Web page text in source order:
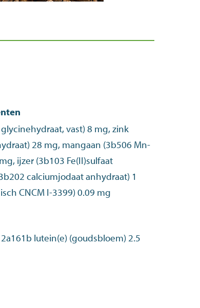
vast) 8 mg, zink
28 mg, mangaan (3b506 Mn-
ijzer (3b103 Fe(II)sulfaat
calciumjodaat anhydraat) 1
CNCM I-3399) 0.09 mg
lutein(e) (goudsbloem) 2.5